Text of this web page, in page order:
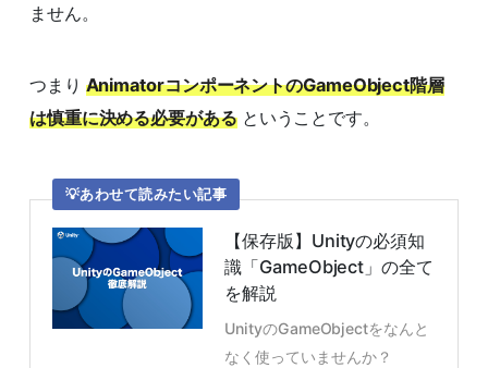
ません。
つまり AnimatorコンポーネントのGameObject階層
は慎重に決める必要があるということです。
あわせて読みたい記事
【保存版】Unityの必須知
識「GameObject」の全て
を解説
UnityのGameObjectをなんと
なく使っていませんか？